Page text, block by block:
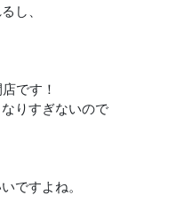
し、
です！
りすぎないので
ですよね。